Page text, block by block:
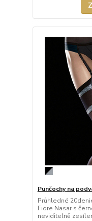
Punčochy na
Průhledné
Fiore Nasar s
neviditelně